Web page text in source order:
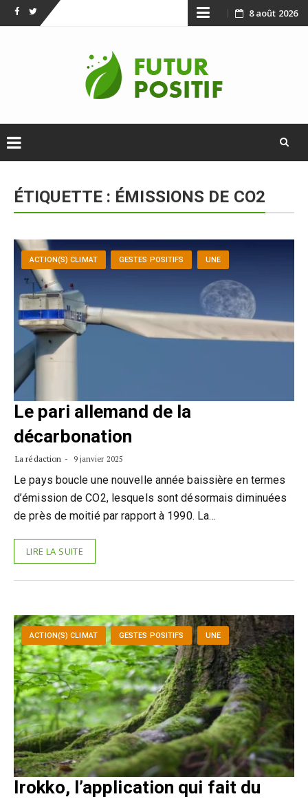
FacebookTwitter Skip
content
8 août 2026
contentÉTIQUETTE : ÉMISSIONS DE CO2
ACTION(S) CLIMAT GESTES POSITIFS UNE
Le pari allemand de la
décarbonation
La rédaction 9 janvier 2025
Le pays boucle une nouvelle année baissière en termes
d’émission de CO2, lesquels sont désormais diminuées
de près de moitié par rapport à 1990. La…
LIRE LA SUITE
ACTION(S) CLIMAT GESTES POSITIFS UNE
Irokko, l’application qui fait du